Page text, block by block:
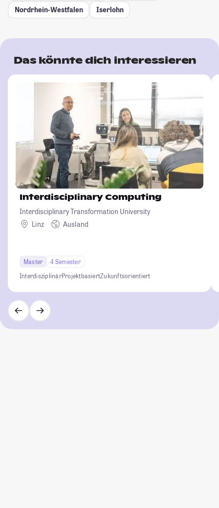
Nordrhein-Westfalen
Iserlohn
Das könnte dich interessieren
Interdisciplinary Computing
Interdisciplinary Transformation University
Linz
Ausland
Master
4 Semester
InterdisziplinärProjektbasiertZukunftsorientiert